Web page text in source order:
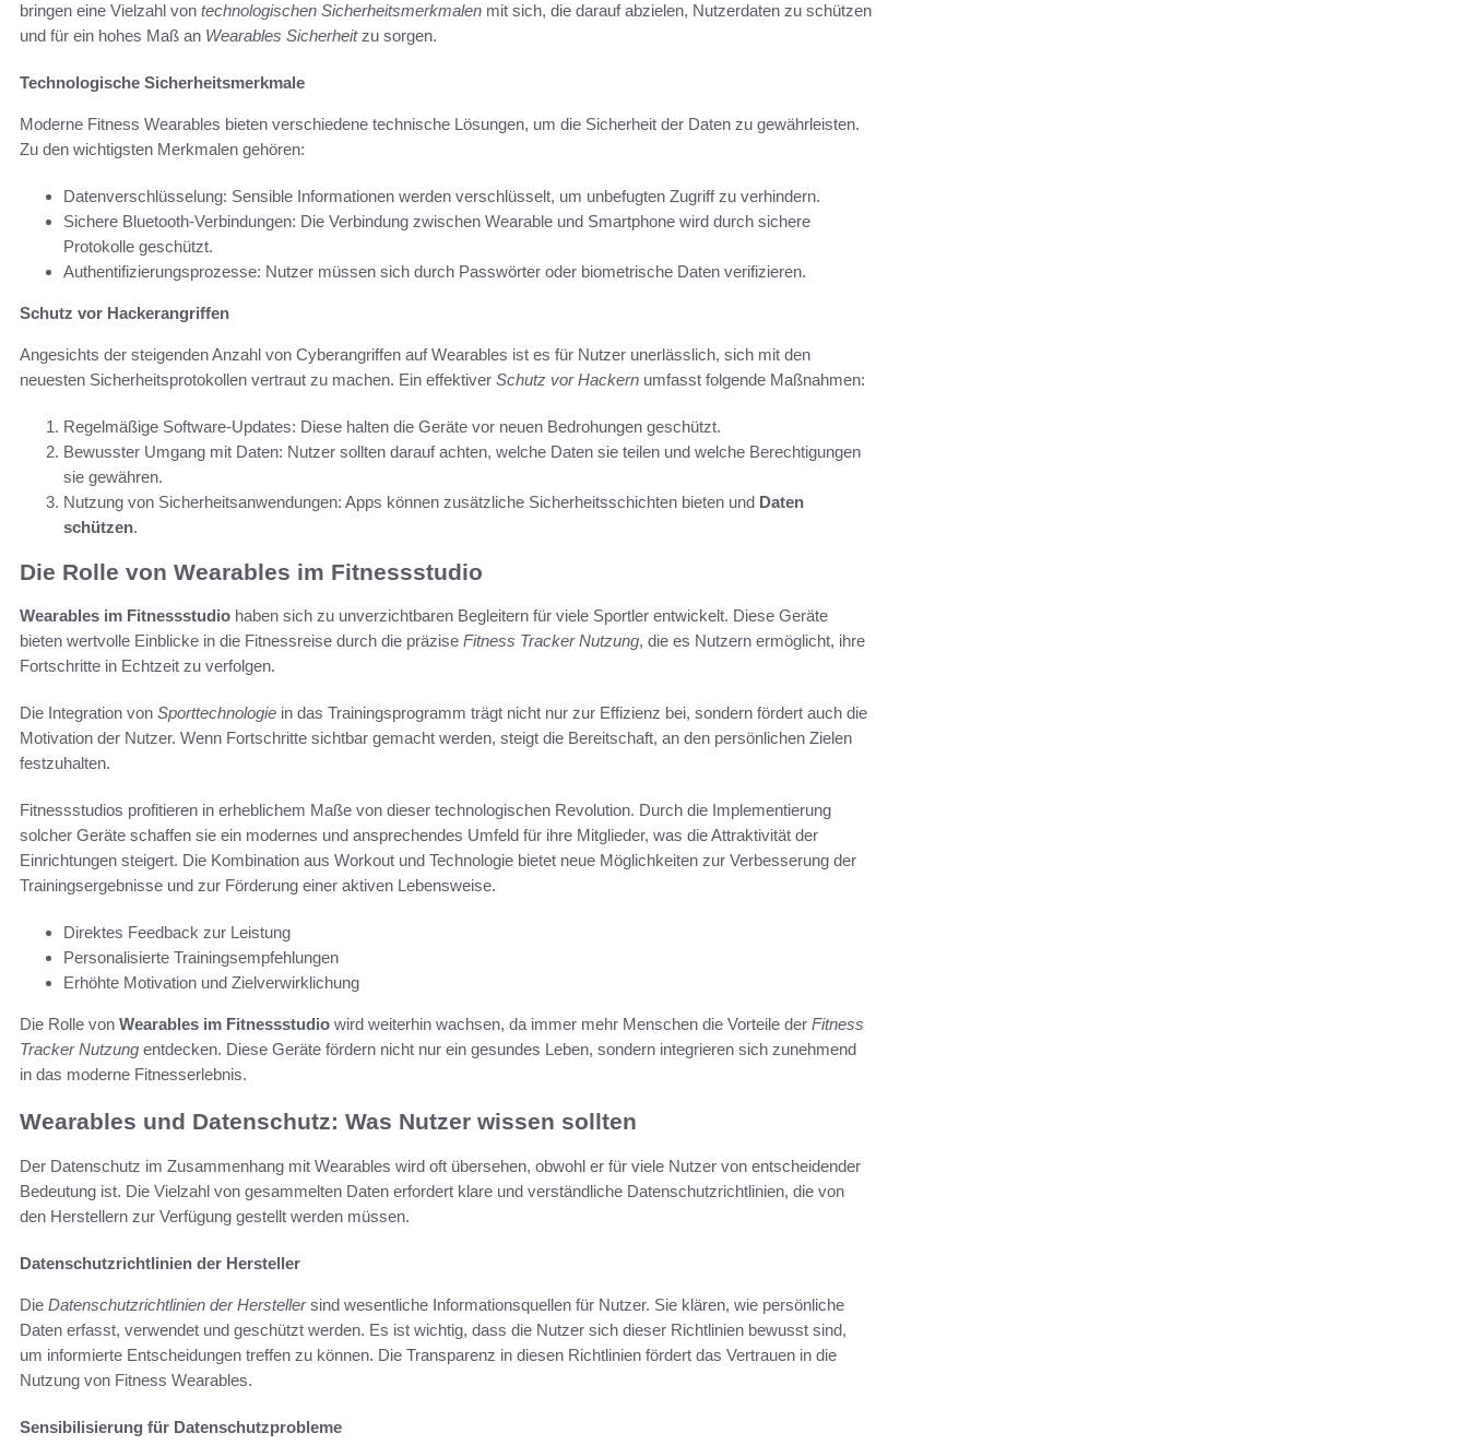
bringen eine Vielzahl von technologischen Sicherheitsmerkmalen mit sich, die darauf abzielen, Nutzerdaten zu schützen
und für ein hohes Maß an Wearables Sicherheitzu sorgen.
Technologische Sicherheitsmerkmale
Moderne Fitness Wearables bieten verschiedene technische Lösungen, um die Sicherheit der Daten zu gewährleisten.
Zu den wichtigsten Merkmalen gehören:
Datenverschlüsselung: Sensible Informationen werden verschlüsselt, um unbefugten Zugriff zu verhindern.
Sichere Bluetooth-Verbindungen: Die Verbindung zwischen Wearable und Smartphone wird durch sichere
Protokolle geschützt.
Authentifizierungsprozesse: Nutzer müssen sich durch Passwörter oder biometrische Daten verifizieren.
Schutz vor Hackerangriffen
Angesichts der steigenden Anzahl von Cyberangriffen auf Wearables ist es für Nutzer unerlässlich, sich mit den
neuesten Sicherheitsprotokollen vertraut zu machen. Ein effektiver Schutz vor Hackern umfasst folgende Maßnahmen:
Regelmäßige Software-Updates: Diese halten die Geräte vor neuen Bedrohungen geschützt.
Bewusster Umgang mit Daten: Nutzer sollten darauf achten, welche Daten sie teilen und welche Berechtigungen
sie gewähren.
Nutzung von Sicherheitsanwendungen: Apps können zusätzliche Sicherheitsschichten bieten und Daten
schützen.
Die Rolle von Wearables im Fitnessstudio
Wearables im Fitnessstudio haben sich zu unverzichtbaren Begleitern für viele Sportler entwickelt. Diese Geräte
bieten wertvolle Einblicke in die Fitnessreise durch die präzise Fitness Tracker Nutzung, die es Nutzern ermöglicht, ihre
Fortschritte in Echtzeit zu verfolgen.
Die Integration von Sporttechnologie in das Trainingsprogramm trägt nicht nur zur Effizienz bei, sondern fördert auch die
Motivation der Nutzer. Wenn Fortschritte sichtbar gemacht werden, steigt die Bereitschaft, an den persönlichen Zielen
festzuhalten.
Fitnessstudios profitieren in erheblichem Maße von dieser technologischen Revolution. Durch die Implementierung
solcher Geräte schaffen sie ein modernes und ansprechendes Umfeld für ihre Mitglieder, was die Attraktivität der
Einrichtungen steigert. Die Kombination aus Workout und Technologie bietet neue Möglichkeiten zur Verbesserung der
Trainingsergebnisse und zur Förderung einer aktiven Lebensweise.
Direktes Feedback zur Leistung
Personalisierte Trainingsempfehlungen
Erhöhte Motivation und Zielverwirklichung
Die Rolle von Wearables im Fitnessstudio wird weiterhin wachsen, da immer mehr Menschen die Vorteile der Fitness
Tracker Nutzung entdecken. Diese Geräte fördern nicht nur ein gesundes Leben, sondern integrieren sich zunehmend
in das moderne Fitnesserlebnis.
Wearables und Datenschutz: Was Nutzer wissen sollten
Der Datenschutz im Zusammenhang mit Wearables wird oft übersehen, obwohl er für viele Nutzer von entscheidender
Bedeutung ist. Die Vielzahl von gesammelten Daten erfordert klare und verständliche Datenschutzrichtlinien, die von
den Herstellern zur Verfügung gestellt werden müssen.
Datenschutzrichtlinien der Hersteller
Die Datenschutzrichtlinien der Herstellersind wesentliche Informationsquellen für Nutzer. Sie klären, wie persönliche
Daten erfasst, verwendet und geschützt werden. Es ist wichtig, dass die Nutzer sich dieser Richtlinien bewusst sind,
um informierte Entscheidungen treffen zu können. Die Transparenz in diesen Richtlinien fördert das Vertrauen in die
Nutzung von Fitness Wearables.
Sensibilisierung für Datenschutzprobleme